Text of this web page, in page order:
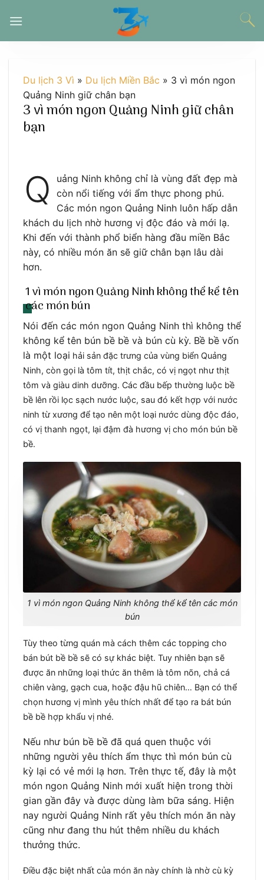
đến
Du lịch 3 Vì » Du lịch Miền Bắc » 3 vì món ngon
Quảng Ninh giữ chân bạn
3 vì món ngon Quảng Ninh giữ chân
bạn
Q
uảng Ninh không chỉ là vùng đất đẹp mà
còn nổi tiếng với ẩm thực phong phú.
Các món ngon Quảng Ninh luôn hấp dẫn
khách du lịch nhờ hương vị độc đáo và mới lạ.
Khi đến với thành phổ biển hàng đầu miền Bắc
này, có nhiều món ăn sẽ giữ chân bạn lâu dài
hơn.
1 vì món ngon Quảng Ninh không thể kể tên
các món bún
Nói đến các món ngon Quảng Ninh thì không thể
không kể tên bún bề bề và bún cù kỳ. Bề bề vốn
là một loại hải sản đặc trưng của vùng biển Quảng
Ninh, còn gọi là tôm tít, thịt chắc, có vị ngọt như thịt
tôm và giàu dinh dưỡng. Các đầu bếp thường luộc bề
bề lên rồi lọc sạch nước luộc, sau đó kết hợp với nước
ninh từ xương để tạo nên một loại nước dùng độc đáo,
có vị thanh ngọt, lại đậm đà hương vị cho món bún bề
bề.
1 vì món ngon Quảng Ninh không thể kể tên các món
bún
Tùy theo từng quán mà cách thêm các topping cho
bán bút bề bề sẽ có sự khác biệt. Tuy nhiên bạn sẽ
được ăn những loại thức ăn thêm là tôm nõn, chả cá
chiên vàng, gạch cua, hoặc đậu hũ chiên… Bạn có thể
chọn hương vị mình yêu thích nhất để tạo ra bát bún
bề bề hợp khẩu vị nhé.
Nếu như bún bề bề đã quá quen thuộc với
những người yêu thích ẩm thực thì món bún cù
kỳ lại có vẻ mới lạ hơn. Trên thực tế, đây là một
món ngon Quảng Ninh mới xuất hiện trong thời
gian gần đây và được dùng làm bữa sáng. Hiện
nay người Quảng Ninh rất yêu thích món ăn này
cũng như đang thu hút thêm nhiều du khách
thưởng thức.
Điều đặc biệt nhất của món ăn này chính là nhờ cù kỳ